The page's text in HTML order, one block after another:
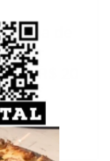
de
R$ 20